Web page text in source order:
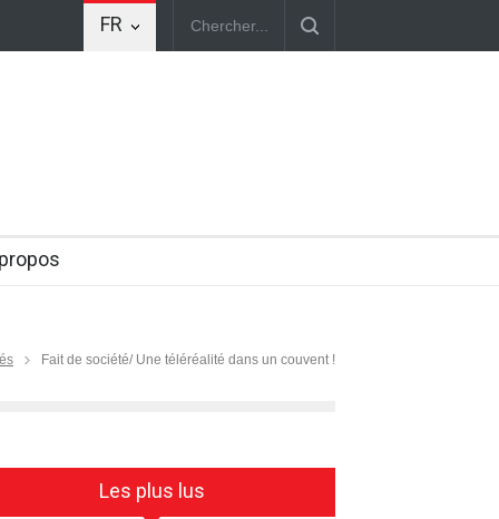
FR
humaines. Une avancée scientifique encore
Fait de société/ Une téléréalité dans un couvent !
Les plus lus